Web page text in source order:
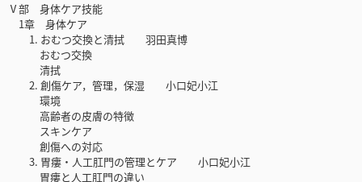
Ⅴ部 身体ケア技能
1章 身体ケア
1. おむつ交換と清拭 羽田真博
おむつ交換
清拭
2. 創傷ケア，管理，保湿 小口妃小江
環境
高齢者の皮膚の特徴
スキンケア
創傷への対応
3. 胃瘻・人工肛門の管理とケア 小口妃小江
胃瘻と人工肛門の違い